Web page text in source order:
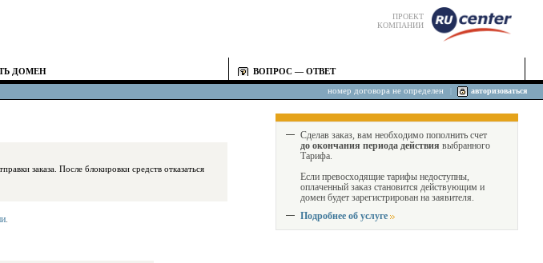
ПРОЕКТ
КОМПАНИИ
ДОМЕН ВОПРОС — ОТВЕТ
номер договора не определен авторизоваться
отказаться
.
Сделав заказ, вам необходимо пополнить счет
до окончания периода действия выбранного
Тарифа.
Если превосходящие тарифы недоступны,
оплаченный заказ становится действующим и
домен будет зарегистрирован на заявителя.
Подробнее об услуге